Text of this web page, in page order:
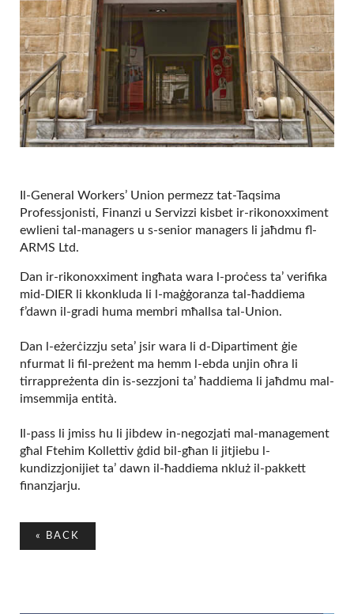
Il-General Workers’ Union permezz tat-Taqsima
Professjonisti, Finanzi u Servizzi kisbet ir-rikonoxximent
ewlieni tal-managers u s-senior managers li jaħdmu fl-
ARMS Ltd.
Dan ir-rikonoxximent ingħata wara l-proċess ta’ verifika
mid-DIER li kkonkluda li l-maġġoranza tal-ħaddiema
f’dawn il-gradi huma membri mħallsa tal-Union.
Dan l-eżerċizzju seta’ jsir wara li d-Dipartiment ġie
nfurmat li fil-preżent ma hemm l-ebda unjin oħra li
tirrappreżenta din is-sezzjoni ta’ ħaddiema li jaħdmu mal-
imsemmija entità.
Il-pass li jmiss hu li jibdew in-negozjati mal-management
għal Ftehim Kollettiv ġdid bil-għan li jitjiebu l-
kundizzjonijiet ta’ dawn il-ħaddiema nkluż il-pakkett
finanzjarju.
« BACK